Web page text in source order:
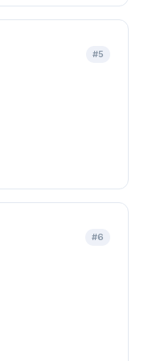
#5
#6